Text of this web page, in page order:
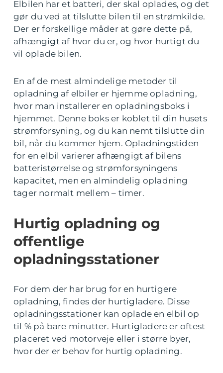
Elbilen har et batteri, der skal oplades, og det
gør du ved at tilslutte bilen til en strømkilde.
Der er forskellige måder at gøre dette på,
afhængigt af hvor du er, og hvor hurtigt du
vil oplade bilen.
En af de mest almindelige metoder til
opladning af elbiler er hjemme opladning,
hvor man installerer en opladningsboks i
hjemmet. Denne boks er koblet til din husets
strømforsyning, og du kan nemt tilslutte din
bil, når du kommer hjem. Opladningstiden
for en elbil varierer afhængigt af bilens
batteristørrelse og strømforsyningens
kapacitet, men en almindelig opladning
tager normalt mellem – timer.
Hurtig opladning og
offentlige
opladningsstationer
For dem der har brug for en hurtigere
opladning, findes der hurtigladere. Disse
opladningsstationer kan oplade en elbil op
til % på bare minutter. Hurtigladere er oftest
placeret ved motorveje eller i større byer,
hvor der er behov for hurtig opladning.